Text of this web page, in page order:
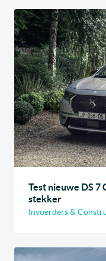
Test nieuwe DS 7
stekker
Invoerders &